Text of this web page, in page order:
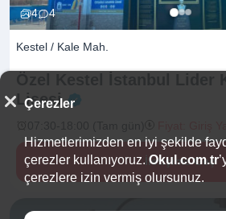
4 4
Kestel / Kale Mah.
Lisesi
İletişime Geç
Çerezler
Hizmetlerimizden en iyi şekilde
çerezler kullanıyoruz. Okul.com.tr
çerezlere izin vermiş olursunuz.